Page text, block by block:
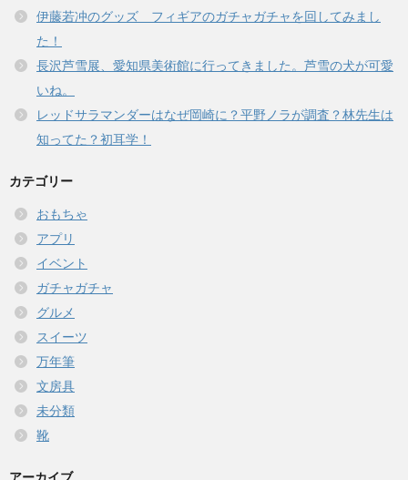
伊藤若冲のグッズ フィギアのガチャガチャを回してみまし
た！
長沢芦雪展、愛知県美術館に行ってきました。芦雪の犬が可愛
いね。
レッドサラマンダーはなぜ岡崎に？平野ノラが調査？林先生は
知ってた？初耳学！
カテゴリー
おもちゃ
アプリ
イベント
ガチャガチャ
グルメ
スイーツ
万年筆
文房具
未分類
靴